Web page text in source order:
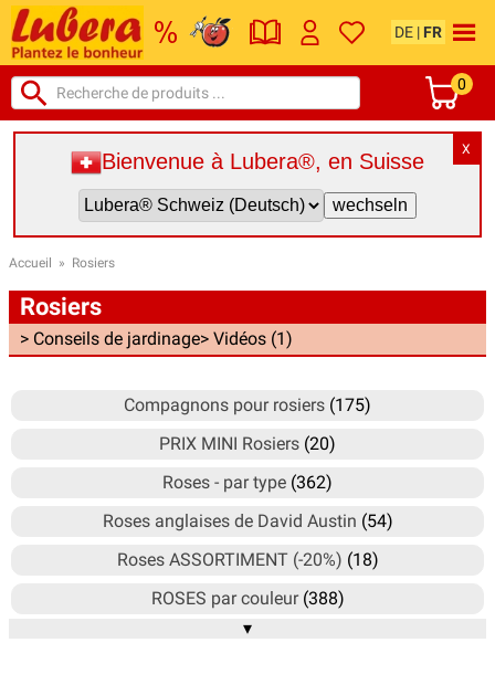
DE | FR
0
X
Bienvenue à Lubera®, en Suisse
Accueil » Rosiers
Rosiers
> Conseils de jardinage> Vidéos (1)
Compagnons pour rosiers (175)
PRIX MINI Rosiers (20)
Roses - par type (362)
Roses anglaises de David Austin (54)
Roses ASSORTIMENT (-20%) (18)
ROSES par couleur(388)
ROSES selon la hauteur
▾